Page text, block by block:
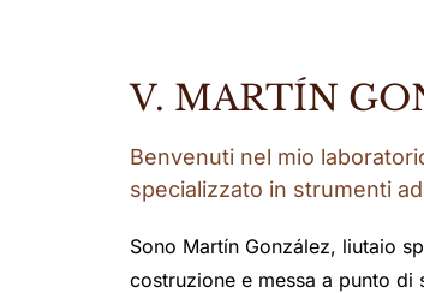
V. MARTÍN
Benvenuti nel mio
specializzato in strumenti
Sono Martín González, liutaio
costruzione e messa a punto di